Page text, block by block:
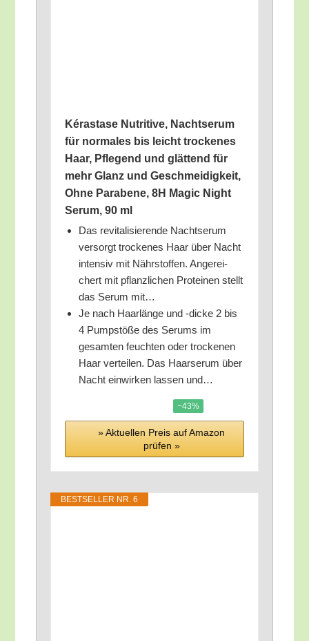
Kéra­sta­se Nut­ri­ti­ve, Nachtse­rum
für nor­ma­les bis leicht tro­cke­nes
Haar, Pfle­gend und glät­tend für
mehr Glanz und Geschmei­dig­keit,
Ohne Para­be­ne, 8H Magic Night
Serum, 90 ml
Das revi­ta­li­sie­ren­de Nachtse­rum
ver­sorgt tro­cke­nes Haar über Nacht
inten­siv mit Nähr­stof­fen. Ange­rei­
chert mit pflanz­li­chen Pro­te­inen stellt
das Serum mit…
Je nach Haar­län­ge und ‑dicke 2 bis
4 Pump­stö­ße des Serums im
gesam­ten feuch­ten oder tro­cke­nen
Haar ver­tei­len. Das Haar­se­rum über
Nacht ein­wir­ken las­sen und…
−43%
» Aktu­el­len Preis auf Ama­zon
prü­fen »
BEST­SEL­LER NR. 6